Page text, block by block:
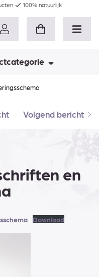
100% natuurlijk
Volgend bericht
en
Download